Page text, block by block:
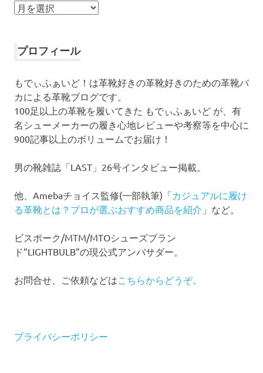
ア
イ
プロフィール
もでぃふぁいど！は革靴好きの革靴好きのための革靴バ
カによる革靴ブログです。
100足以上の革靴を履いてきた もでぃふぁいど が、有
名シューメーカーの履き心地レビューや考察等を中心に
900記事以上のボリュームでお届け！
男の靴雑誌「LAST」26号インタビュー掲載。
他、Amebaチョイス監修(一部執筆)「カジュアルに履け
る革靴とは？プロが選ぶおすすめ商品を紹介 」など。
ビスポーク/MTM/MTOシューズブラン
ド”LIGHTBULB”の現公式アンバサダー。
お問合せ、ご依頼などは こちらからどうぞ。
プライバシーポリシー